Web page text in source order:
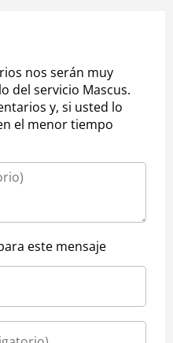
nos serán muy
del servicio Mascus.
y, si usted lo
el menor tiempo
este mensaje